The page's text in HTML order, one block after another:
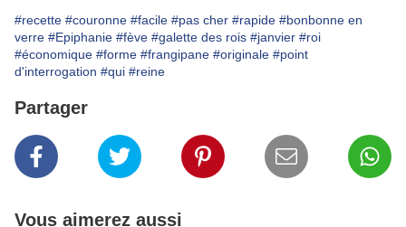
#recette #couronne #facile #pas cher #rapide #bonbonne en
verre #Epiphanie #fève #galette des rois #janvier #roi
#économique #forme #frangipane #originale #point
d'interrogation #qui #reine
Partager
Vous aimerez aussi